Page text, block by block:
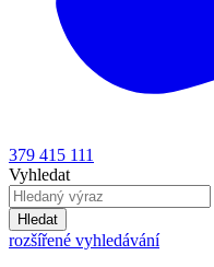
379 415 111
Vyhledat
Hledat
rozšířené vyhledávání